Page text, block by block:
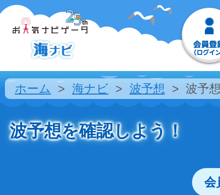
ホーム 海ナビ 波予想 波予
波予想を確認しよう！
会